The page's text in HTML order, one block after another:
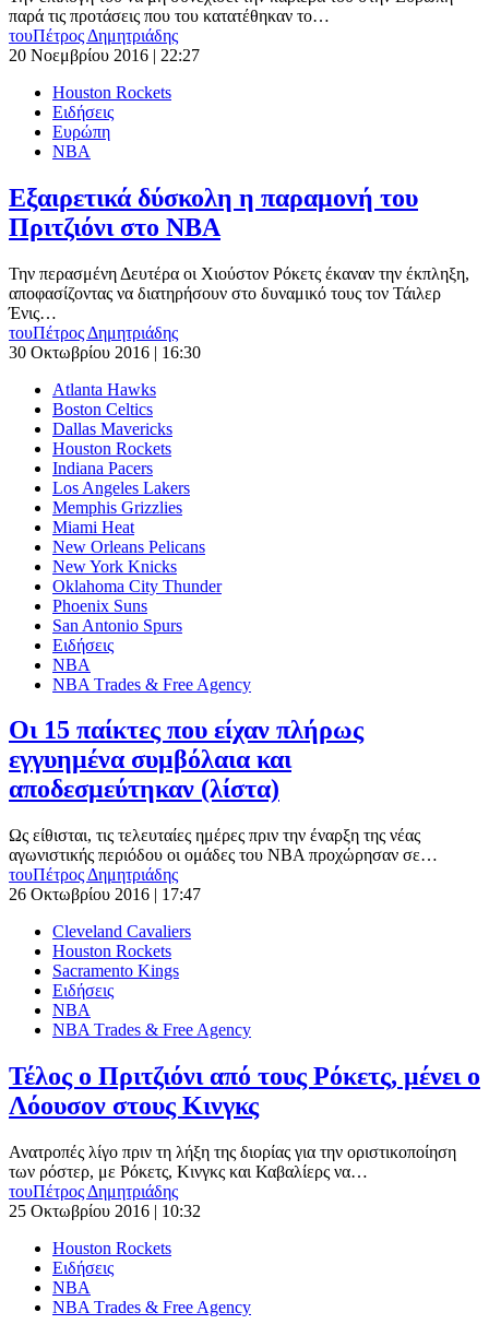
παρά τις προτάσεις που του κατατέθηκαν το…
τουΠέτρος Δημητριάδης
20 Νοεμβρίου 2016 | 22:27
Houston Rockets
Ειδήσεις
Ευρώπη
ΝΒΑ
Εξαιρετικά δύσκολη η παραμονή του
Πριτζιόνι στο NBA
Την περασμένη Δευτέρα οι Χιούστον Ρόκετς έκαναν την έκπληξη,
αποφασίζοντας να διατηρήσουν στο δυναμικό τους τον Τάιλερ
Ένις…
τουΠέτρος Δημητριάδης
30 Οκτωβρίου 2016 | 16:30
Atlanta Hawks
Boston Celtics
Dallas Mavericks
Houston Rockets
Indiana Pacers
Los Angeles Lakers
Memphis Grizzlies
Miami Heat
New Orleans Pelicans
New York Knicks
Oklahoma City Thunder
Phoenix Suns
San Antonio Spurs
Ειδήσεις
ΝΒΑ
ΝΒΑ Τrades & Free Agency
Οι 15 παίκτες που είχαν πλήρως
εγγυημένα συμβόλαια και
αποδεσμεύτηκαν (λίστα)
Ως είθισται, τις τελευταίες ημέρες πριν την έναρξη της νέας
αγωνιστικής περιόδου οι ομάδες του NBA προχώρησαν σε…
τουΠέτρος Δημητριάδης
26 Οκτωβρίου 2016 | 17:47
Cleveland Cavaliers
Houston Rockets
Sacramento Kings
Ειδήσεις
ΝΒΑ
ΝΒΑ Τrades & Free Agency
Τέλος ο Πριτζιόνι από τους Ρόκετς, μένει ο
Λόουσον στους Κινγκς
Ανατροπές λίγο πριν τη λήξη της διορίας για την οριστικοποίηση
των ρόστερ, με Ρόκετς, Κινγκς και Καβαλίερς να…
τουΠέτρος Δημητριάδης
25 Οκτωβρίου 2016 | 10:32
Houston Rockets
Ειδήσεις
ΝΒΑ
ΝΒΑ Τrades & Free Agency